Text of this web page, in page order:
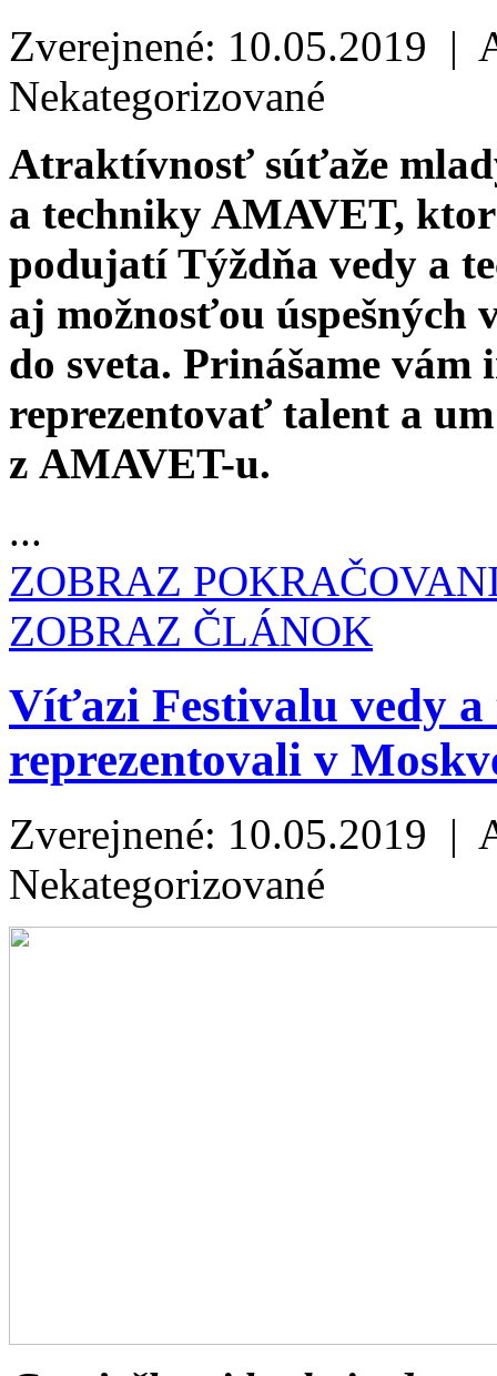
Zverejnené: 10.05.2019 |
Nekategorizované
Atraktívnosť súťaže
a techniky AMAVET,
podujatí Týždňa vedy a
aj možnosťou úspešných
do sveta. Prinášame
reprezentovať talent a
z AMAVET-u.
...
ZOBRAZ
ZOBRAZ ČLÁNOK
Víťazi Festivalu vedy
reprezentovali v
Zverejnené: 10.05.2019 |
Nekategorizované